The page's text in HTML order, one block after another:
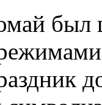
был